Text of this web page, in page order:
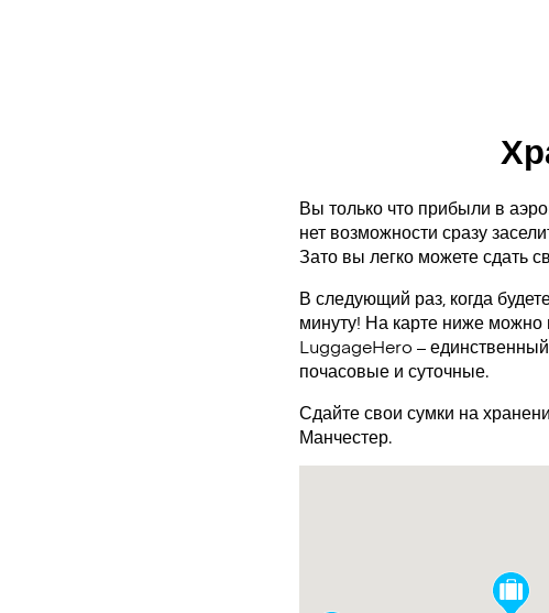
Вы только что прибыли в
нет возможности сразу
Зато вы легко можете сдать
В следующий раз, когда
минуту! На карте ниже
LuggageHero –
почасовые и суточные.
Сдайте свои сумки на
Манчестер.